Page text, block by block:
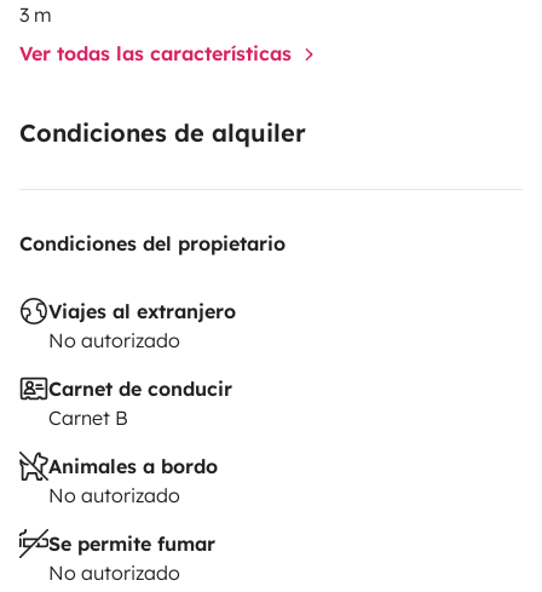
3 m
Ver todas las características
Condiciones de alquiler
Condiciones del propietario
Viajes al extranjero
No autorizado
Carnet de conducir
Carnet B
Animales a bordo
No autorizado
Se permite fumar
No autorizado